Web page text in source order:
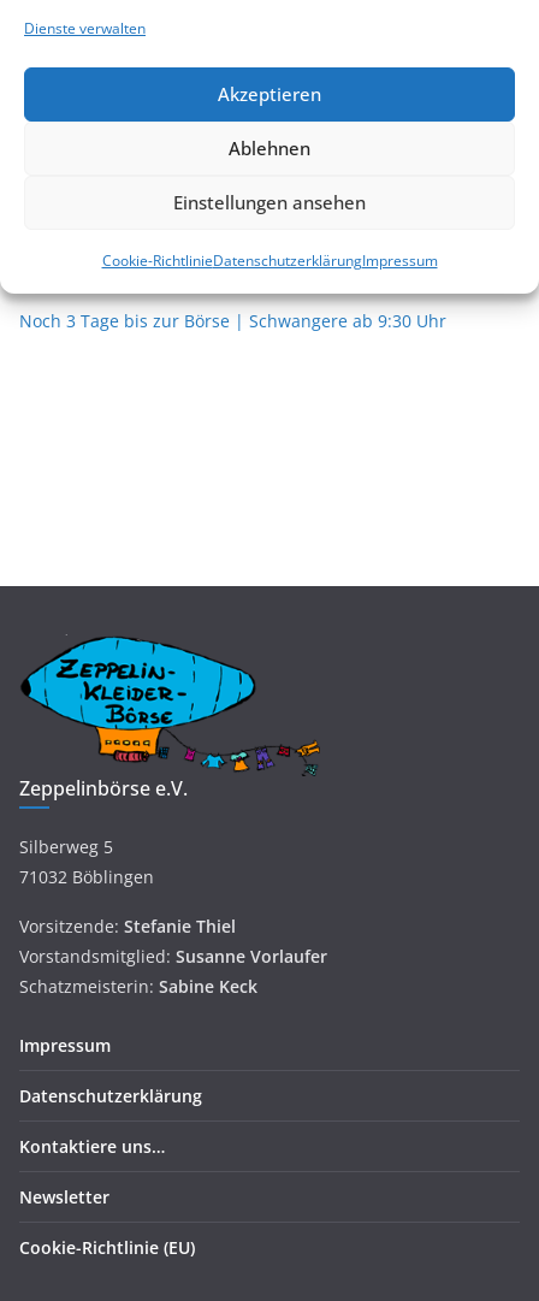
Dienste verwalten
Akzeptieren
Ablehnen
Einstellungen ansehen
Cookie-RichtlinieDatenschutzerklärungImpressum
Liebe Zeppelinbörsen-Freunde, liebe Helferinnen und Helfer
Leider keine Herbstbörse 2025
Noch wenige Stunden bis zur Börse | Schwangere ab 9:30
Noch 3 Tage bis zur Börse | Schwangere ab 9:30 Uhr
Zeppelinbörse e.V.
Silberweg 5
71032 Böblingen
Vorsitzende: Stefanie Thiel
Vorstandsmitglied: Susanne Vorlaufer
Schatzmeisterin: Sabine Keck
Impressum
Datenschutzerklärung
Kontaktiere uns…
Newsletter
Cookie-Richtlinie (EU)